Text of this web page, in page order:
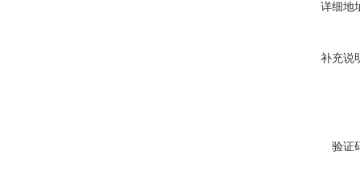
详细地
补充说
验证